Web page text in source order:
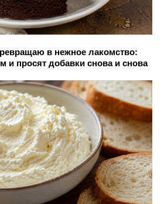
в нежное лакомство:
и просят добавки снова и снова